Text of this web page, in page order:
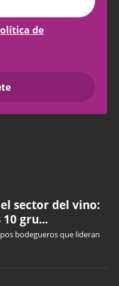
de
sector del vino:
gru...
bodegueros que lideran